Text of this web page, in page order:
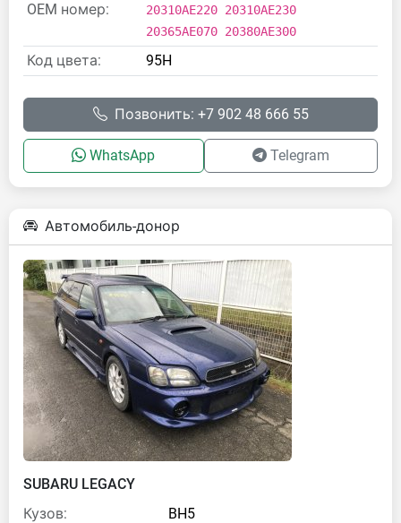
OEM номер:
20310AE220 20310AE230
20365AE070 20380AE300
Код цвета: 95H
Позвонить: +7 902 48 666 55
WhatsApp Telegram
Автомобиль-донор
SUBARU LEGACY
Кузов:
BH5